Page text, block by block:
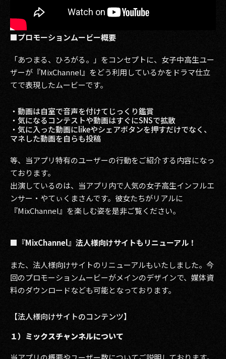
2012
2009
■プロモーションムービー概要
「あつまる、ひろがる。」をコンセプトに、女子中高生ユー
ザーが『MixChannel』をどう利用しているかをドラマ仕立
てで表現したムービーです。
・動画は自室で音声を付けてじっくり鑑賞
・気になるコンテストや動画はすぐにSNSで拡散
・気に入った動画にlikeやシェアボタンを押すだけでなく、
マネした動画を自らも投稿
等、当アプリ特有のユーザーの行動をご紹介する内容になっ
ております。
出演しているのは、当アプリ内で人気の女子高生インフルエ
ンサー・やてぃくまさんです。彼女たちがリアルに
『MixChannel』を楽しむ姿を是非ご覧ください。
■『MixChannel』法人様向けサイトもリニューアル！
また、法人様向けサイトのリニューアルもいたしました。今
回のプロモーションムービーがメインのデザインで、媒体資
料のダウンロードなども可能となっております。
【法人様向けサイトのコンテンツ】
１）ミックスチャンネルについて